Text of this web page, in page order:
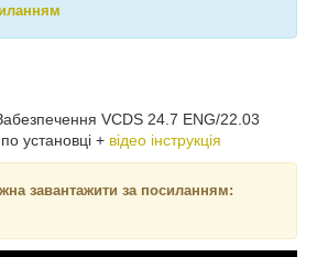
VCDS 24.7 ENG/22.03
установці + відео інструкція
завантажити за посиланням: